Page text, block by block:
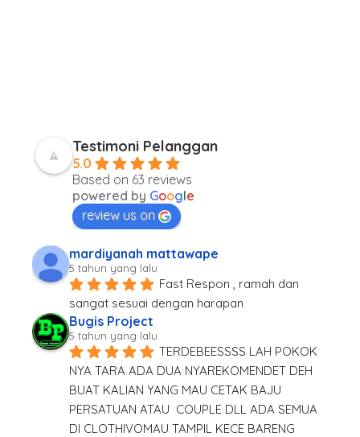
Testimoni Pelanggan
5.0
Based on 63 reviews
powered by Google
review us on
mardiyanah mattawape
5 tahun yang lalu
Fast Respon , ramah dan
sangat sesuai dengan harapan
Bugis Project
5 tahun yang lalu
TERDEBEESSSS LAH POKOK
NYA TARA ADA DUA NYAREKOMENDET DEH
BUAT KALIAN YANG MAU CETAK BAJU
PERSATUAN ATAU  COUPLE DLL ADA SEMUA
DI CLOTHIVOMAU TAMPIL KECE BARENG